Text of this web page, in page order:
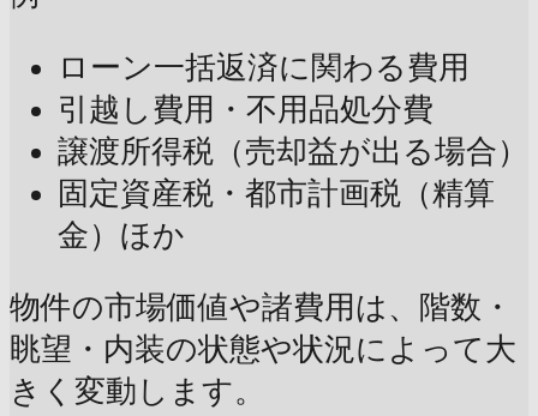
ローン一括返済に関わる費用
引越し費用・不用品処分費
譲渡所得税（売却益が出る場合）
固定資産税・都市計画税（精算
金）ほか
物件の市場価値や諸費用は、階数・
眺望・内装の状態や状況によって大
きく変動します。